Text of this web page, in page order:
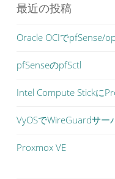
ゲ
ョ
最近の投稿
Oracle OCIでpfSense/
pfSenseのpfSctl
Intel Compute Stickに
VyOSでWireGuardサー
Proxmox VE